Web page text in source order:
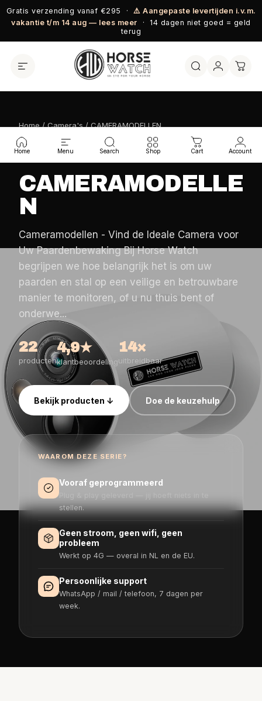
Ga naar inhoud
Gratis verzending vanaf €295 · ⚠️ Aangepaste levertijden i.v.m.
vakantie t/m 14 aug — lees meer · 14 dagen niet goed = geld
terug
Home Menu Search Shop Cart Account
Home/Camera's/ CAMERAMODELLEN
HORSE WATCH COLLECTIE
CAMERAMODELLE
N
Cameramodellen - Vind de Ideale Camera voor
Uw Paardenbewaking Bij Horse Watch
begrijpen we hoe belangrijk het is om uw
paarden en stal op een veilige en betrouwbare
manier te monitoren, of u nu thuis bent of
onderwe...
22
producten
4,9★
klantbeoordeling
14×
uitbreidbaar
Bekijk producten ↓ Doe de keuzehulp
WAAROM DEZE SERIE?
Vooraf geprogrammeerd
stellen.
Geen stroom, geen wifi, geen
probleem
Werkt op 4G — overal in NL en de EU.
Persoonlijke support
WhatsApp / mail / telefoon, 7 dagen per
week.